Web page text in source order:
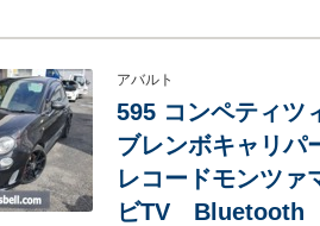
アバルト
595 コンペティツ
ブレンボキャリ
レコードモンツ
ビTV Bluetooth